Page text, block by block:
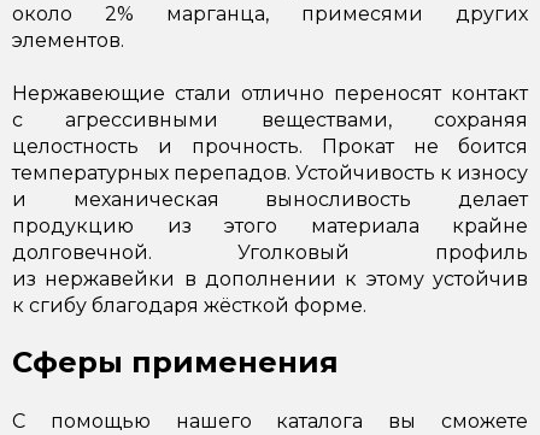
около 2% марганца, примесями других
элементов.
Нержавеющие стали отлично переносят контакт
с агрессивными веществами, сохраняя
целостность и прочность. Прокат не боится
температурных перепадов. Устойчивость к износу
и механическая выносливость делает
продукцию из этого материала крайне
долговечной. Уголковый профиль
из нержавейки в дополнении к этому устойчив
к сгибу благодаря жёсткой форме.
Сферы применения
С помощью нашего каталога вы сможете